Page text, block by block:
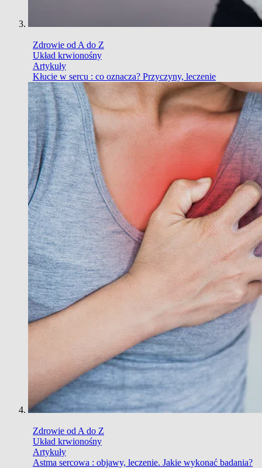
Zdrowie od A do Z
Układ krwionośny
Artykuły
Kłucie w sercu : co oznacza? Przyczyny, leczenie
Zdrowie od A do Z
Układ krwionośny
Artykuły
Astma sercowa : objawy, leczenie. Jakie wykonać badania?